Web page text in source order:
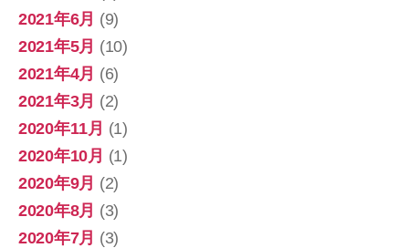
2021年6月 (9)
2021年5月 (10)
2021年4月 (6)
2021年3月 (2)
2020年11月 (1)
2020年10月 (1)
2020年9月 (2)
2020年8月 (3)
2020年7月 (3)